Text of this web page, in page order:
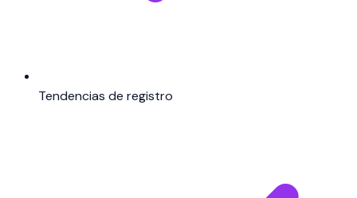
Tendencias de registro